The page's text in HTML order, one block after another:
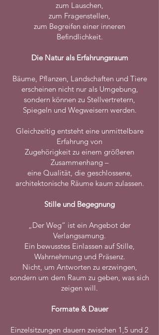
zum Lauschen,
zum Fragenstellen,
zum Begreifen einer inneren
Befindlichkeit.
Die Natur als Erfahrungsraum
Bäume, Pflanzen, Landschaften und Tiere
erscheinen nicht nur als Umgebung,
sondern können zu Stellvertretern,
Spiegeln und Wegweisern werden.
Gleichzeitig entsteht eine unmittelbare
Erfahrung von
Zugehörigkeit zu einem größeren
Zusammenhang –
eine Qualität, die geschlossene,
architektonische Räume kaum zulassen.
Stille und Begegnung
„Der Weg“ ist ein Angebot der
Verlangsamung.
Ein bewusstes Einlassen auf Stille,
Wahrnehmung und Präsenz.
Nicht, um Antworten zu erzwingen,
sondern um dem Raum zu geben, was sich
zeigen will.
Formate & Dauer
Einzelsitzungen dauern zwischen 1,5 und 2